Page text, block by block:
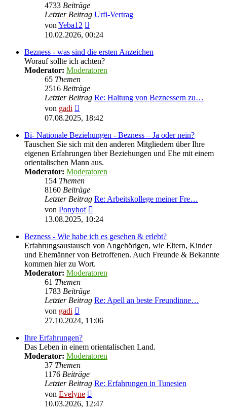
4733 Beiträge
Letzter Beitrag Urfi-Vertrag
von Yeba12
Beitrag
10.02.2026, 00:24
Bezness - was sind die ersten Anzeichen
Worauf sollte ich achten?
Moderator: Moderatoren
65 Themen
2516 Beiträge
Letzter Beitrag Re: Haltung von Beznessern zu…
von gadi
Beitrag
07.08.2025, 18:42
Bi- Nationale Beziehungen - Bezness – Ja oder nein?
Tauschen Sie sich mit den anderen Mitgliedern über Ihre
eigenen Erfahrungen über Beziehungen und Ehe mit einem
orientalischen Mann aus.
Moderator: Moderatoren
154 Themen
8160 Beiträge
Letzter Beitrag Re: Arbeitskollege meiner Fre…
von Ponyhof
Beitrag
13.08.2025, 10:24
Bezness - Wie habe ich es gesehen & erlebt?
Erfahrungsaustausch von Angehörigen, wie Eltern, Kinder
und Ehemänner von Betroffenen. Auch Freunde & Bekannte
kommen hier zu Wort.
Moderator: Moderatoren
61 Themen
1783 Beiträge
Letzter Beitrag Re: Apell an beste Freundinne…
von gadi
Beitrag
27.10.2024, 11:06
Ihre Erfahrungen?
Das Leben in einem orientalischen Land.
Moderator: Moderatoren
37 Themen
1176 Beiträge
Letzter Beitrag Re: Erfahrungen in Tunesien
von Evelyne
Beitrag
10.03.2026, 12:47